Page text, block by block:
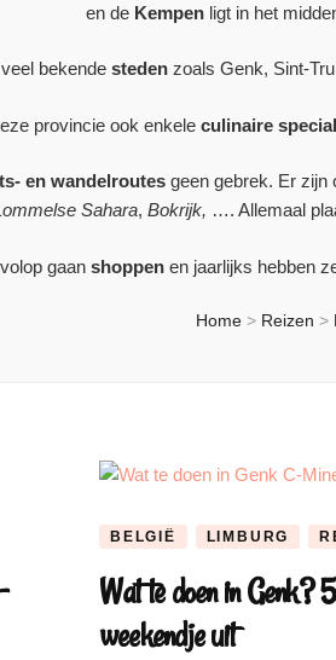
en de Kempenligt in het
bekende stedenzoals Genk, Sint-
provincie ook enkele culinaire
en wandelroutes geen gebrek. Er zijn
Sahara, Bokrijk, …. Allemaal
gaan shoppenen jaarlijks hebben
Home > Reizen >
BELGIË LIMBURG
Wat te doen in Genk?
weekendje uit